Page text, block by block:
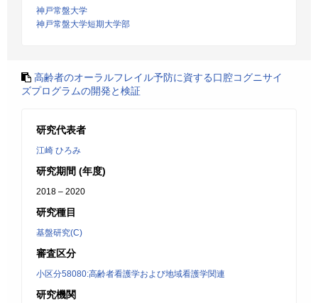
神戸常盤大学
神戸常盤大学短期大学部
高齢者のオーラルフレイル予防に資する口腔コグニサイ
ズプログラムの開発と検証
研究代表者
江崎 ひろみ
研究期間 (年度)
2018 – 2020
研究種目
基盤研究(C)
審査区分
小区分58080:高齢者看護学および地域看護学関連
研究機関